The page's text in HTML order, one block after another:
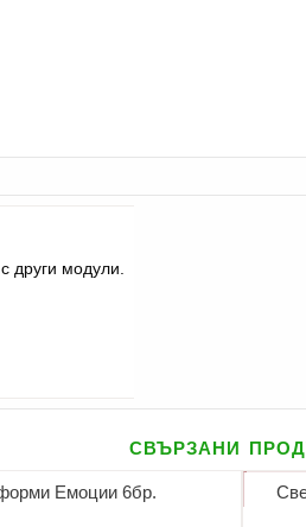
други модули.
свързани
Емоции 6бр.